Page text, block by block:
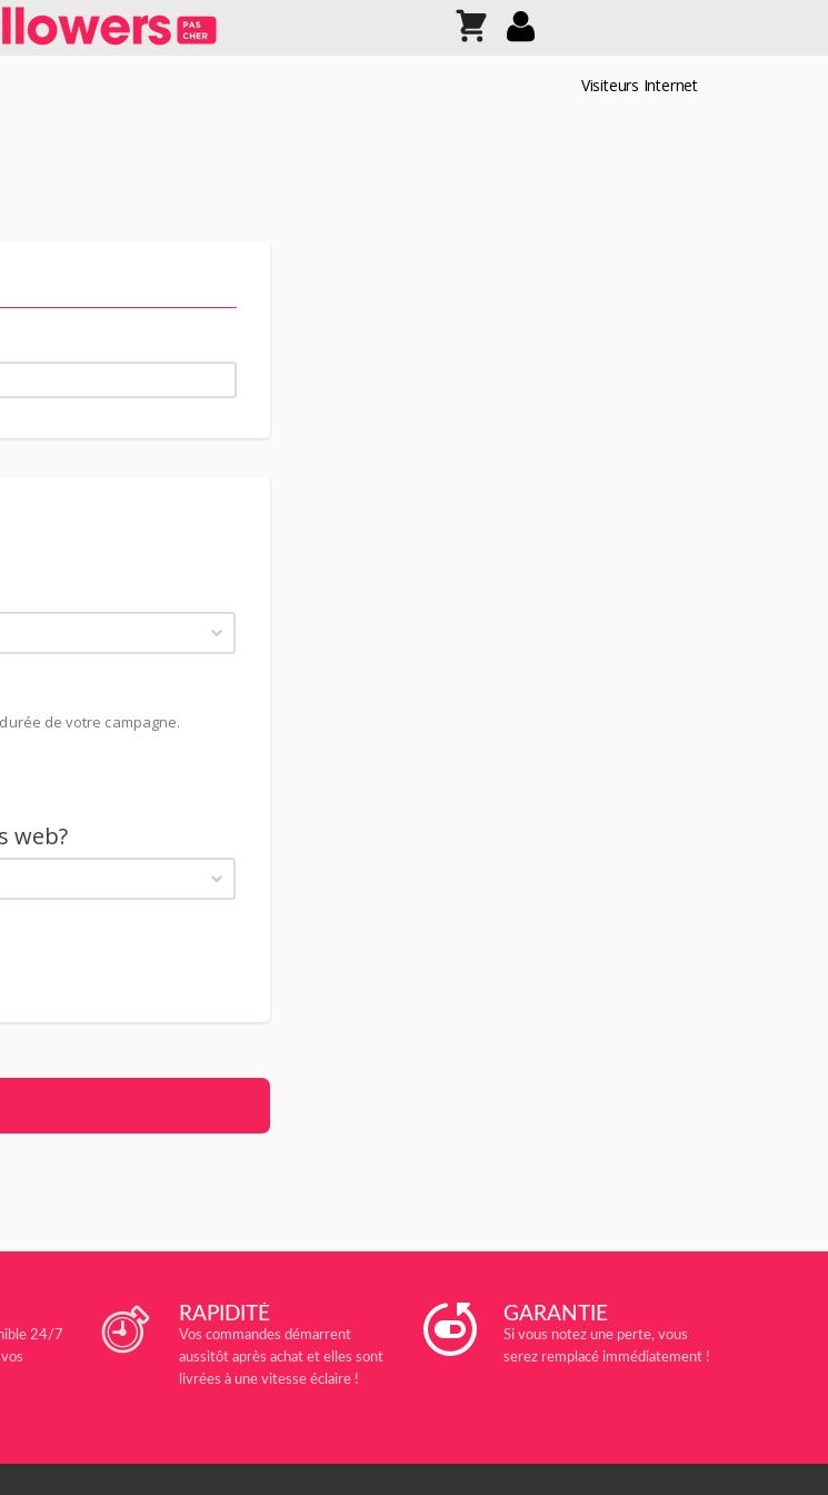
Visiteurs Internet
de votre campagne.
web?
24/7
RAPIDITÉ
Vos commandes démarrent
aussitôt après achat et elles sont
livrées à une vitesse éclaire !
GARANTIE
Si vous notez une perte, vous
serez remplacé immédiatement !